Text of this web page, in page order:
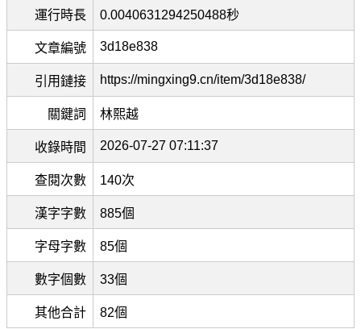
運行時長 0.0040631294250488秒
文章編號 3d18e838
引用鏈接 https://mingxing9.cn/item/3d18e838/
關鍵詞 林熙越
收錄時間 2026-07-27 07:11:37
查閱次數 140次
漢字字數 885個
字母字數 85個
數字個數 33個
其他合計 82個